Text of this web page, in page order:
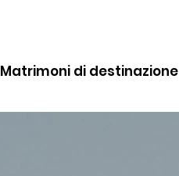
Matrimoni di destinazione